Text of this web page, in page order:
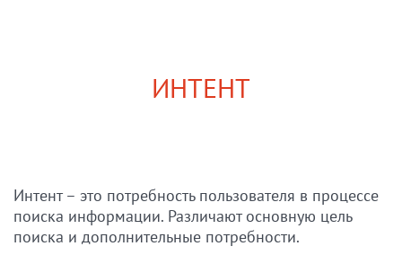
ИНТЕНТ
Интент – это потребность пользователя в процессе
поиска информации. Различают основную цель
поиска и дополнительные потребности.